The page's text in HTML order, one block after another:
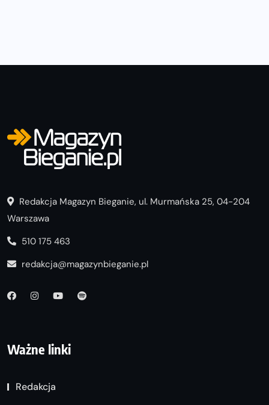
Redakcja Magazyn Bieganie, ul. Murmańska 25, 04-204
Warszawa
510 175 463
redakcja@magazynbieganie.pl
Ważne linki
Redakcja